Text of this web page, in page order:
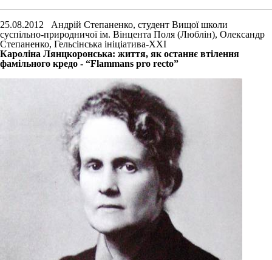
25.08.2012 Андрій Степаненко, студент Вищої школи
суспільно-природничої ім. Вінцента Поля (Люблін), Олександр
Степаненко, Гельсінська ініціатива-ХХІ
Кароліна Лянцкоронська: життя, як останнє втілення
фамільного кредо - “Flammans pro recto”